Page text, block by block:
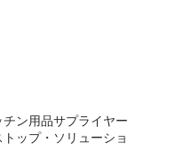
ン用品サプライヤー
ップ・ソリューショ